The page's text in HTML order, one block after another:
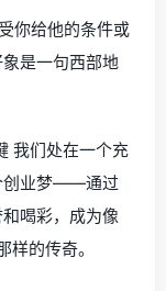
你给他的条件或
是一句西部地
我们处在一个充
创业梦——通过
喝彩，成为像
样的传奇。